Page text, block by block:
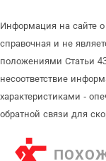
Информация на сайте
справочная и не
положениями Статьи
несоответствие
характеристиками -
обратной связи для